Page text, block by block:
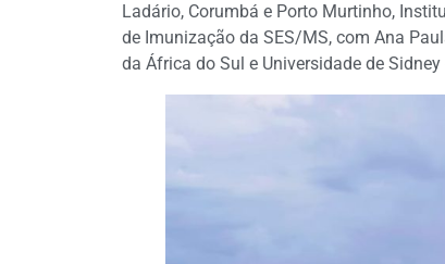
Ladário, Corumbá e Porto Murtinho,
de Imunização da SES/MS, com Ana
da África do Sul e Universidade de